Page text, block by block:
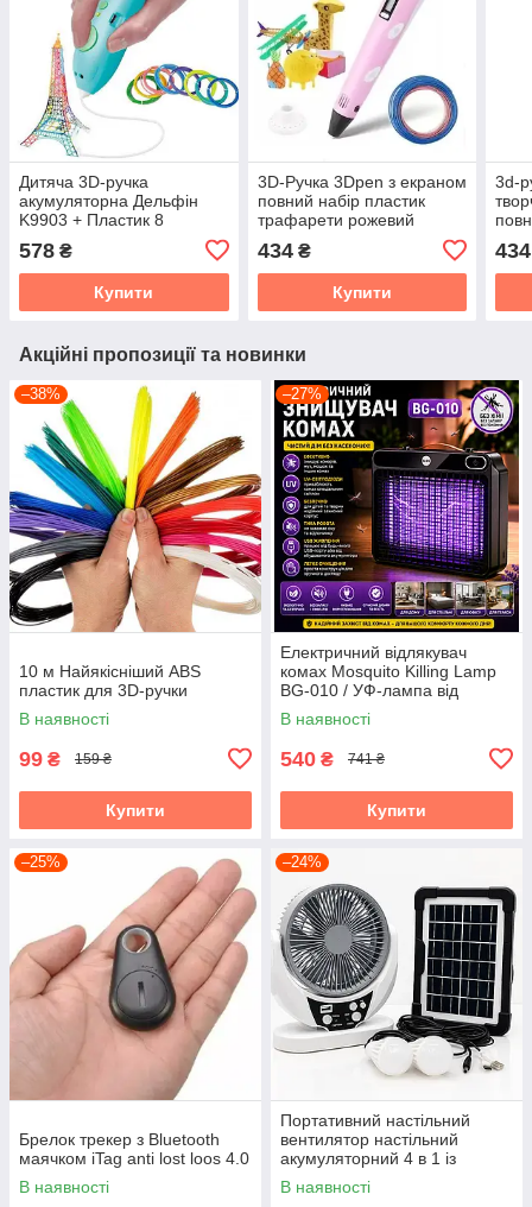
Дитяча 3D-ручка
акумуляторна Дельфін
K9903 + Пластик 8
578 ₴
Купити
3D-Ручка 3Dpen з екраном
повний набір пластик
трафарети рожевий
434₴
Купити
3d-
434
Акційні пропозиції та новинки
–38%
10 м Найякісніший ABS
пластик для 3D-ручки
В наявності
99 ₴ 159 ₴
Купити
–27%
Електричний відлякувач
комах Mosquito Killing Lamp
BG-010 / УФ-лампа від
комарів 360° USB / Настінний
знищувач комах
В наявності
540 ₴ 741 ₴
Купити
–25%
Брелок трекер з Bluetooth
маячком iTag anti lost loos 4.0
В наявності
–24%
Портативний настільний
вентилятор настільний
акумуляторний 4 в 1 із
сонячною панеллю для
кемпінгу та дому
В наявності